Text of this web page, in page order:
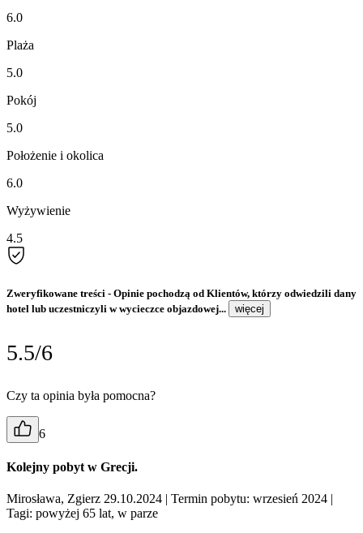
6.0
Plaża
5.0
Pokój
5.0
Położenie i okolica
6.0
Wyżywienie
4.5
Zweryfikowane treści - Opinie pochodzą od Klientów, którzy odwiedzili dany
hotel lub uczestniczyli w wycieczce objazdowej...
więcej
5.5/6
Czy ta opinia była pomocna?
6
Kolejny pobyt w Grecji.
Mirosława, Zgierz 29.10.2024 | Termin pobytu: wrzesień 2024 |
Tagi: powyżej 65 lat, w parze